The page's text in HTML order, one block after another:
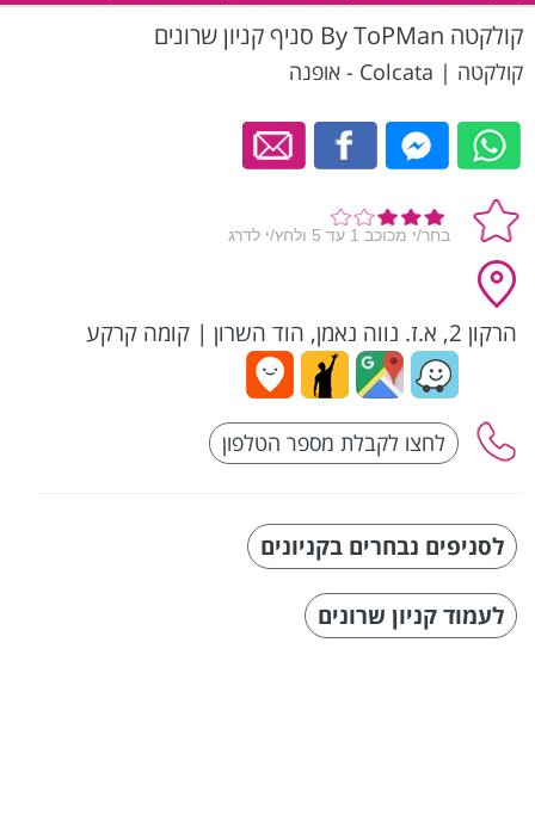
קולקטה By ToPMan סניף קניון שרונים
קולקטה | Colcata - אופנה
הרקון 2, א.ז. נווה נאמן, הוד השרון | קומה קרקע
לסניפים נבחרים בקניונים
לעמוד קניון שרונים